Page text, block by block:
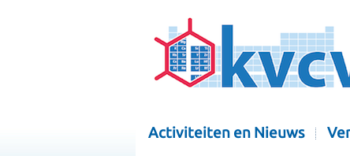
Activiteiten en Nieuws